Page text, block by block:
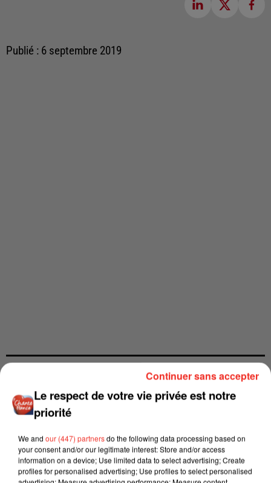
Publié : 6 septembre 2019
Le respect de votre vie privée est notre
priorité
We and our (447) partnersdo the following data processing based on
your consent and/or our legitimate interest: Store and/or access
information on a device; Use limited data to select advertising; Create
profiles for personalised advertising; Use profiles to select personalised
Continuer sans accepter